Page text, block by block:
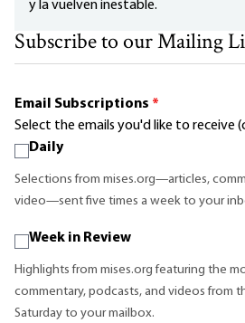
y la vuelven inestable.
Subscribe to our Mailing
Email Subscriptions *
Select the emails you'd like to receive
Daily
Selections from mises.org—articles,
video—sent five times a week to your
Week in Review
Highlights from mises.org featuring the
commentary, podcasts, and videos from
Saturday to your mailbox.